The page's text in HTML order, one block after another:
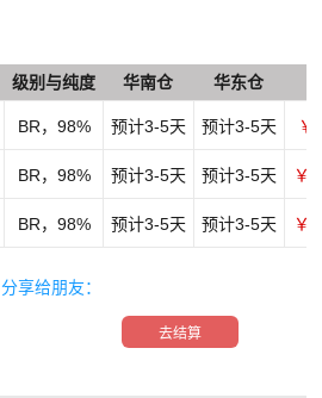
级别与纯度 华南仓 华东仓
BR，98% 预计3-5天 预计3-5天 ￥
BR，98% 预计3-5天 预计3-5天 ￥
BR，98% 预计3-5天 预计3-5天 ￥
分享给朋友：
去结算